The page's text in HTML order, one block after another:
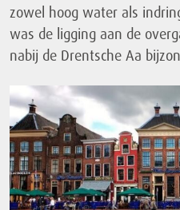
zowel hoog water als
was de ligging aan de
nabij de Drentsche Aa